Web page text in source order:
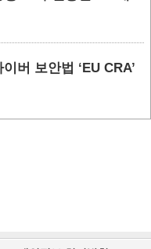
버 보안법 ‘EU CRA’